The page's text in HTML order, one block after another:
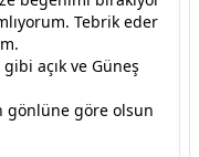
Tebrik eder
açık ve Güneş
gönlüne göre olsun